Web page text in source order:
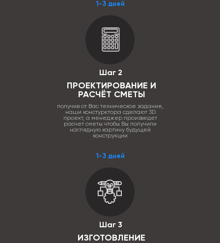
1-3 дней
Шаг 3
ИЗГОТОВЛЕНИЕ
1-3 дней
Шаг 2
ПРОЕКТИРОВАНИЕ И
РАСЧЁТ СМЕТЫ
получив от Вас техническое задание,
наши констурктора сделают 3D
проект, а менеджер произведет
расчет сметы чтобы Вы получили
наглядную картину будущей
конструкции